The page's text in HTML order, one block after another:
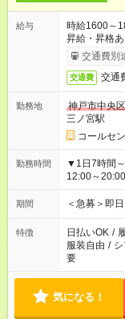
給与
時給1600～
昇給・昇格あ
交通費別
交通費 交通
勤務地
神戸市中央区
三ノ宮駅
コールセ
勤務時間
▼1日7時間～ ≪シフト例≫ ＊09:00～17:00 ＊10:00～18:00 ＊
12:00～20:00 など ・平日のみや短時
方はお気軽
期間 ＜急募＞即
特徴 日払いOK /
服装自由 /
要
気になる！